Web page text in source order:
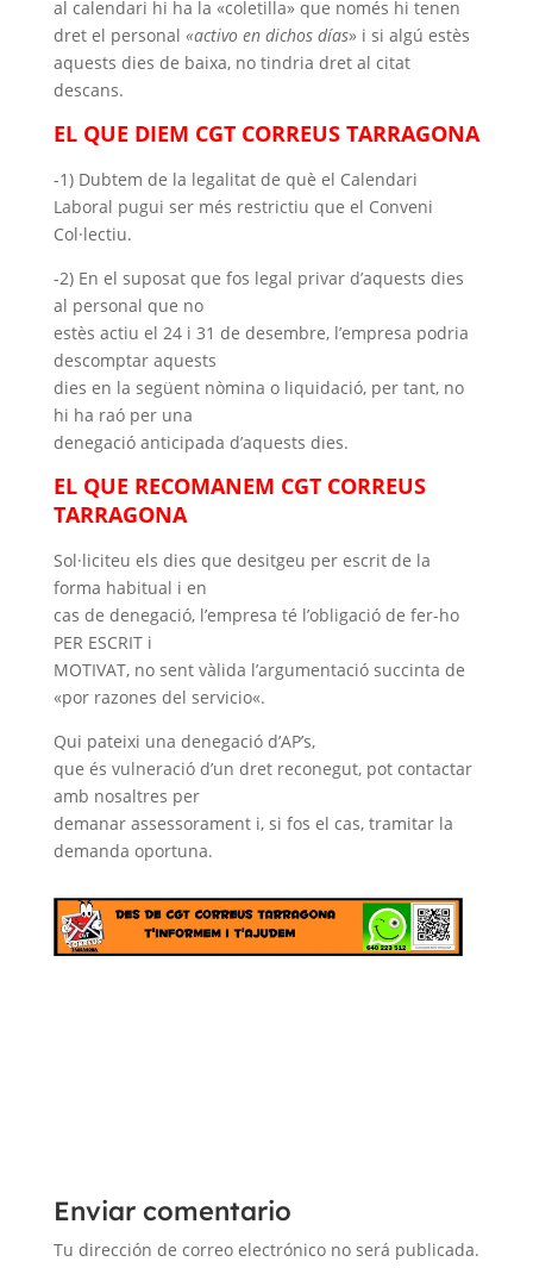
al calendari hi ha la «coletilla» que només hi tenen
dret el personal «activo en dichos días» i si algú estès
aquests dies de baixa, no tindria dret al citat
descans.
EL QUE DIEM CGT CORREUS TARRAGONA
-1) Dubtem de la legalitat de què el Calendari
Laboral pugui ser més restrictiu que el Conveni
Col·lectiu.
-2) En el suposat que fos legal privar d’aquests dies
al personal que no
estès actiu el 24 i 31 de desembre, l’empresa podria
descomptar aquests
dies en la següent nòmina o liquidació, per tant, no
hi ha raó per una
denegació anticipada d’aquests dies.
EL QUE RECOMANEM CGT CORREUS
TARRAGONA
Sol·liciteu els dies que desitgeu per escrit de la
forma habitual i en
cas de denegació, l’empresa té l’obligació de fer-ho
PER ESCRIT i
MOTIVAT, no sent vàlida l’argumentació succinta de
«por razones del servicio«.
Qui pateixi una denegació d’AP’s,
que és vulneració d’un dret reconegut, pot contactar
amb nosaltres per
demanar assessorament i, si fos el cas, tramitar la
demanda oportuna.
Enviar comentario
Tu dirección de correo electrónico no será publicada.